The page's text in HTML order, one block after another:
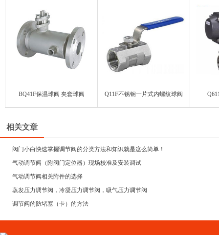
BQ41F保温球阀 夹套球阀 Q11F不锈钢一片式内螺纹球阀
相关文章
阀门小白快速掌握调节阀的分类方法和知识就是这么简单！
气动调节阀（附阀门定位器）现场校准及安装调试
气动调节阀相关附件的选择
蒸发压力调节阀，冷凝压力调节阀，吸气压力调节阀
调节阀的防堵塞（卡）的方法